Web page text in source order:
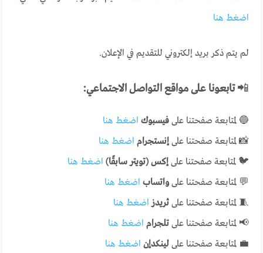
اضغط هنا
لم يتم ذكر بريد إلكتروني للتقديم في الإعلان.
📲تابعونا على مواقع التواصل الاجتماعي:
🔵 لمتابعة صفحتنا علىفيسبوك اضغط هنا
📸 لمتابعة صفحتنا علىإنستجرام اضغط هنا
🐦 لمتابعة صفحتنا علىإكس (تويتر سابقًا) اضغط هنا
💬 لمتابعة صفحتنا علىواتساب اضغط هنا
🧵 لمتابعة صفحتنا علىثريدز اضغط هنا
📢 لمتابعة صفحتنا علىتلجرام اضغط هنا
💼 لمتابعة صفحتنا علىلينكدإن اضغط هنا